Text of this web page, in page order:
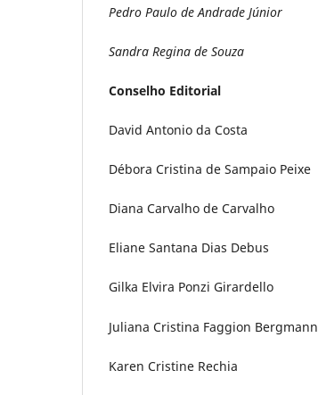
Pedro Paulo de Andrade Júnior
Sandra Regina de Souza
Conselho Editorial
David Antonio da Costa
Débora Cristina de Sampaio Peixe
Diana Carvalho de Carvalho
Eliane Santana Dias Debus
Gilka Elvira Ponzi Girardello
Juliana Cristina Faggion Bergmann
Karen Cristine Rechia